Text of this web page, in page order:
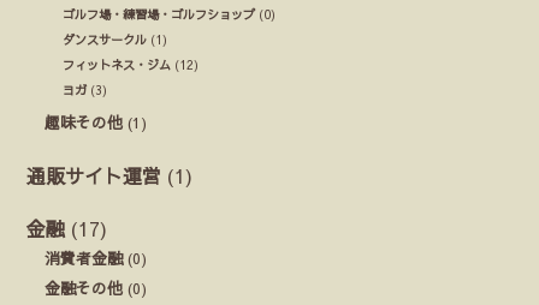
ゴルフ場・練習場・ゴルフショップ(0)
ダンスサークル (1)
フィットネス・ジム (12)
ヨガ (3)
趣味その他 (1)
通販サイト運営 (1)
金融 (17)
消費者金融(0)
金融その他 (0)